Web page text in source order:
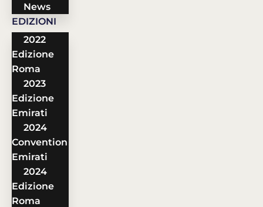
News
EDIZIONI
2022
Edizione
Roma
2023
Edizione
Emirati
2024
Convention
Emirati
2024
Edizione
Roma